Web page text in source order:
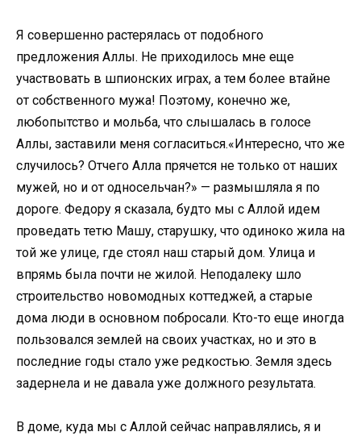
Я совершенно растерялась от подобного
предложения Аллы. Не приходилось мне еще
участвовать в шпионских играх, а тем более втайне
от собственного мужа! Поэтому, конечно же,
любопытство и мольба, что слышалась в голосе
Аллы, заставили меня согласиться.«Интересно, что же
случилось? Отчего Алла прячется не только от наших
мужей, но и от односельчан?» — размышляла я по
дороге. Федору я сказала, будто мы с Аллой идем
проведать тетю Машу, старушку, что одиноко жила на
той же улице, где стоял наш старый дом. Улица и
впрямь была почти не жилой. Неподалеку шло
строительство новомодных коттеджей, а старые
дома люди в основном побросали. Кто-то еще иногда
пользовался землей на своих участках, но и это в
последние годы стало уже редкостью. Земля здесь
задернела и не давала уже должного результата.
В доме, куда мы с Аллой сейчас направлялись, я и